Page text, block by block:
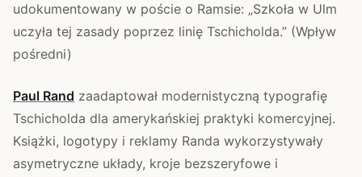
udokumentowany w poście o Ramsie: „Szkoła w Ulm
uczyła tej zasady poprzez linię Tschicholda.” (Wpływ
pośredni)
Paul Rand zaadaptował modernistyczną typografię
Tschicholda dla amerykańskiej praktyki komercyjnej.
Książki, logotypy i reklamy Randa wykorzystywały
asymetryczne układy, kroje bezszeryfowe i